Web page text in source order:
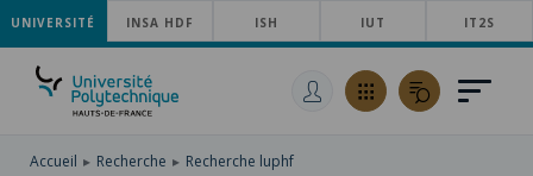
ACCÉDER
AU
MENU
PRINCIPAL
ALLER
AU
CONTENU
ACCÉDER
RECHERCHE
UNIVERSITÉ INSA HDF ISH IUT IT2S
Accueil Recherche
Recherche luphf